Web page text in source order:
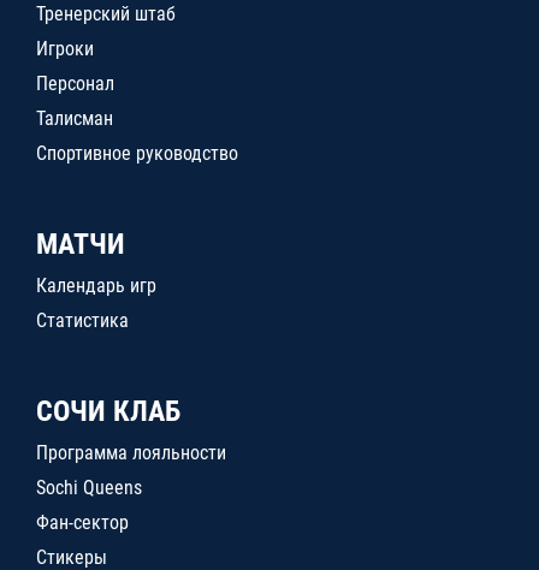
Тренерский штаб
Игроки
Персонал
Талисман
Спортивное руководство
МАТЧИ
Календарь игр
Статистика
СОЧИ КЛАБ
Программа лояльности
Sochi Queens
Фан-сектор
Стикеры